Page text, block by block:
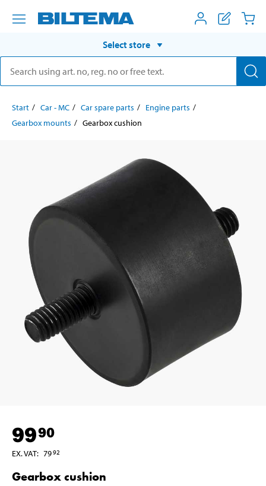
Select store
Start Car - MC Car spare parts
Engine parts
Gearbox mounts
Gearbox cushion
9990
EX. VAT: 7992
Gearbox cushion